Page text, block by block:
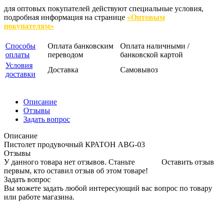
для оптовых покупателей действуют специальные условия,
подробная информация на странице «Оптовым
покупателям»
Способы
оплаты
Оплата банковским
переводом
Оплата наличными /
банковской картой
Условия
доставки
Доставка Самовывоз
Описание
Отзывы
Задать вопрос
Описание
Пистолет продувочный КРАТОН ABG-03
Отзывы
Оставить отзыв
У данного товара нет отзывов. Станьте
первым, кто оставил отзыв об этом товаре!
Задать вопрос
Вы можете задать любой интересующий вас вопрос по товару
или работе магазина.